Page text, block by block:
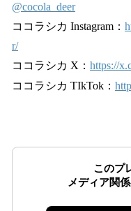
@cocola_deer
ココラシカ Instagram：
r/
ココラシカ X： https://
ココラシカ TIkTok：
このプ
メディア関